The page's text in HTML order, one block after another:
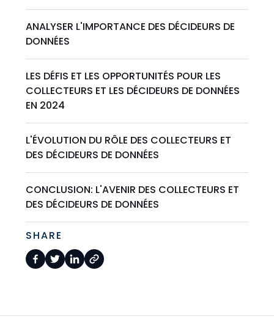
ANALYSER L'IMPORTANCE DES DÉCIDEURS DE
DONNÉES
LES DÉFIS ET LES OPPORTUNITÉS POUR LES
COLLECTEURS ET LES DÉCIDEURS DE DONNÉES
EN 2024
L'ÉVOLUTION DU RÔLE DES COLLECTEURS ET
DES DÉCIDEURS DE DONNÉES
CONCLUSION: L'AVENIR DES COLLECTEURS ET
DES DÉCIDEURS DE DONNÉES
SHARE